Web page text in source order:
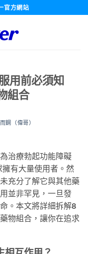
官方網站
用前必須知
組合
鋼（偉哥）
治療勃起功能障礙
擁有大量使用者。然
充分了解它與其他藥
並非罕見，一旦發
。本文將詳細拆解8
物組合，讓你在追求